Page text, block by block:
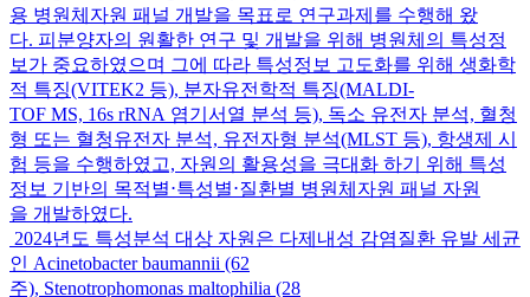
용 병원체자원 패널 개발을 목표로 연구과제를 수행해 왔
다. 피분양자의 원활한 연구 및 개발을 위해 병원체의 특성정
보가 중요하였으며 그에 따라 특성정보 고도화를 위해 생화학
적 특징(VITEK2 등), 분자유전학적 특징(MALDI-
TOF MS, 16s rRNA 염기서열 분석 등), 독소 유전자 분석, 혈청
형 또는 혈청유전자 분석, 유전자형 분석(MLST 등), 항생제 시
험 등을 수행하였고, 자원의 활용성을 극대화 하기 위해 특성
정보 기반의 목적별⋅특성별⋅질환별 병원체자원 패널 자원
을 개발하였다.
2024년도 특성분석 대상 자원은 다제내성 감염질환 유발 세균
인 Acinetobacter baumannii (62
주), Stenotrophomonas maltophilia (28